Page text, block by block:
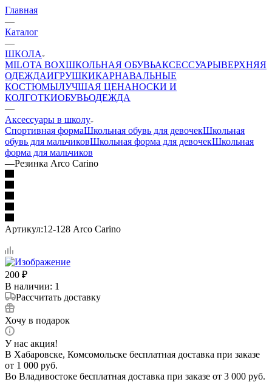
Главная
—
Каталог
—
ШКОЛА
MILOTA BOXШКОЛЬНАЯ ОБУВЬАКСЕССУАРЫВЕРХНЯЯ
ОДЕЖДАИГРУШКИКАРНАВАЛЬНЫЕ
КОСТЮМЫЛУЧШАЯ ЦЕНАНОСКИ И
КОЛГОТКИОБУВЬОДЕЖДА
—
Аксессуары в школу
Спортивная формаШкольная обувь для девочекШкольная
обувь для мальчиковШкольная форма для девочекШкольная
форма для мальчиков
—Резинка Arco Carino
Артикул:12-128 Arco Carino
200 ₽
В наличии: 1
Рассчитать доставку
Хочу в подарок
У нас акция!
В Хабаровске, Комсомольске бесплатная доставка при заказе
от 1 000 руб.
Во Владивостоке бесплатная доставка при заказе от 3 000 руб.